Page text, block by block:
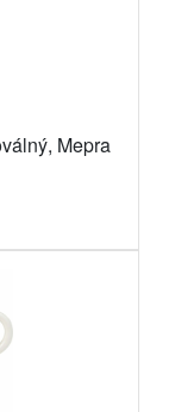
Mepra